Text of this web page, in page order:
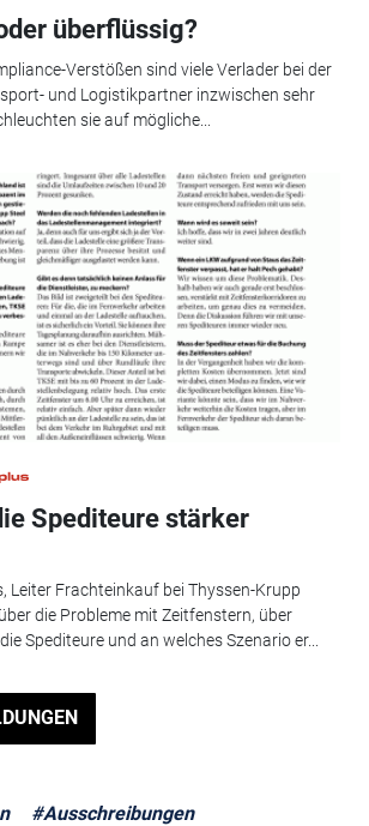
überflüssig?
Verstößen sind viele Verlader bei der
und Logistikpartner inzwischen sehr
sie auf mögliche...
Spediteure stärker
Leiter Frachteinkauf bei Thyssen-Krupp
die Probleme mit Zeitfenstern, über
Spediteure und an welches Szenario er...
#Ausschreibungen